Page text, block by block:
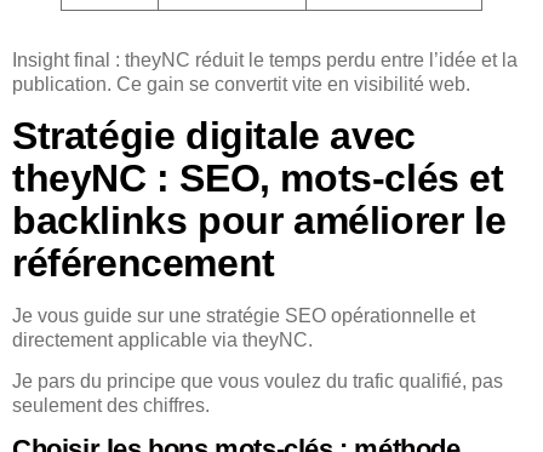
Insight final : theyNC réduit le temps perdu entre l’idée et la
publication. Ce gain se convertit vite en visibilité web.
Stratégie digitale avec
theyNC : SEO, mots-clés et
backlinks pour améliorer le
référencement
Je vous guide sur une stratégie SEO opérationnelle et
directement applicable via theyNC.
Je pars du principe que vous voulez du trafic qualifié, pas
seulement des chiffres.